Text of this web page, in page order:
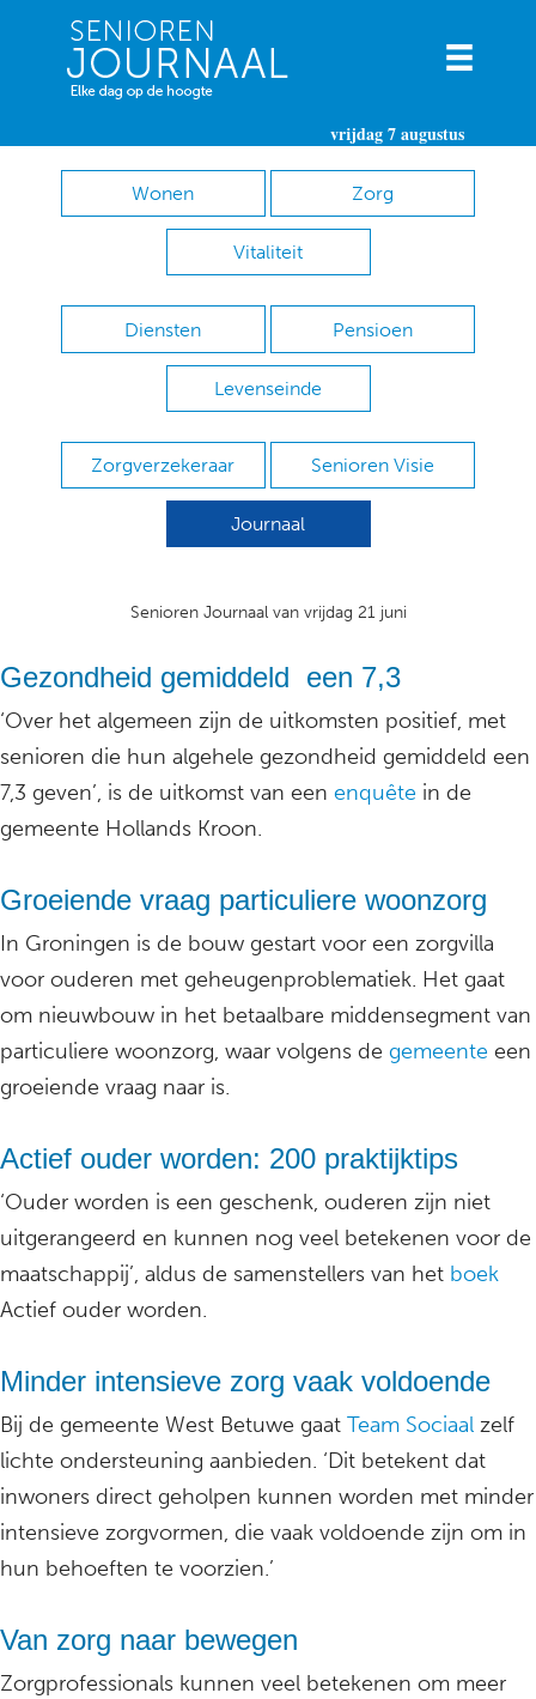
vrijdag 7 augustus
Wonen Zorg
Vitaliteit
Diensten Pensioen
Levenseinde
Zorgverzekeraar Senioren Visie
Journaal
Senioren Journaal van vrijdag 21 juni
Gezondheid gemiddeld een 7,3
‘Over het algemeen zijn de uitkomsten positief, met
senioren die hun algehele gezondheid gemiddeld een
7,3 geven’, is de uitkomst van een enquête in de
gemeente Hollands Kroon.
Groeiende vraag particuliere woonzorg
In Groningen is de bouw gestart voor een zorgvilla
voor ouderen met geheugenproblematiek. Het gaat
om nieuwbouw in het betaalbare middensegment van
particuliere woonzorg, waar volgens de gemeente een
groeiende vraag naar is.
Actief ouder worden: 200 praktijktips
‘Ouder worden is een geschenk, ouderen zijn niet
uitgerangeerd en kunnen nog veel betekenen voor de
maatschappij’, aldus de samenstellers van het boek
Actief ouder worden.
Minder intensieve zorg vaak voldoende
Bij de gemeente West Betuwe gaat Team Sociaal zelf
lichte ondersteuning aanbieden. ‘Dit betekent dat
inwoners direct geholpen kunnen worden met minder
intensieve zorgvormen, die vaak voldoende zijn om in
hun behoeften te voorzien.’
Van zorg naar bewegen
Zorgprofessionals kunnen veel betekenen om meer